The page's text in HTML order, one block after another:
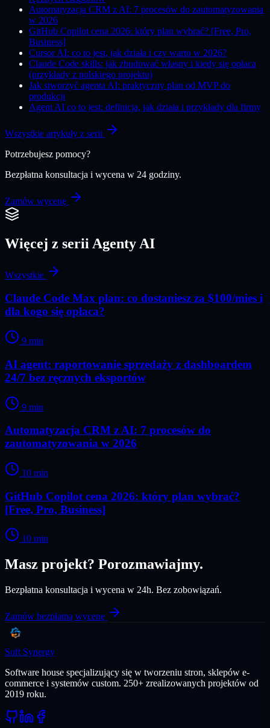
Automatyzacja CRM z AI: 7 procesów do zautomatyzowania
w 2026
GitHub Copilot cena 2026: który plan wybrać? [Free, Pro,
Business]
Cursor AI: co to jest, jak działa i czy warto w 2026?
Claude Code skills: jak zbudować własny i kiedy się opłaca
(przykłady z polskiego projektu)
Jak stworzyć agenta AI: praktyczny plan od MVP do
produkcji
Agent AI co to jest: definicja, jak działa i przykłady dla firmy
Wszystkie artykuły z serii
Potrzebujesz pomocy?
Bezpłatna konsultacja i wycena w 24 godziny.
Zamów wycenę
Więcej z serii Agenty AI
Wszystkie
Claude Code Max plan: co dostaniesz za $100/mies i
dla kogo się opłaca?
9 min
AI agent: raportowanie sprzedaży z dashboardem
24/7 bez ręcznych eksportów
9 min
Automatyzacja CRM z AI: 7 procesów do
zautomatyzowania w 2026
10 min
GitHub Copilot cena 2026: który plan wybrać?
[Free, Pro, Business]
10 min
Masz projekt? Porozmawiajmy.
Bezpłatna konsultacja i wycena w 24h. Bez zobowiązań.
Zamów bezpłatną wycenę
Soft Synergy
Software house specjalizujący się w tworzeniu stron, sklepów e-
commerce i systemów custom. 250+ zrealizowanych projektów od
2019 roku.